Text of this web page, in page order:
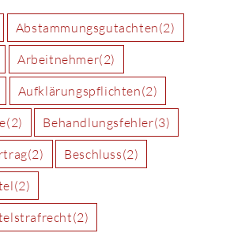
Abstammungsgutachten(2)
Arbeitnehmer(2)
Aufklärungspflichten(2)
(2) Behandlungsfehler(3)
(2) Beschluss(2)
(2)
(2)